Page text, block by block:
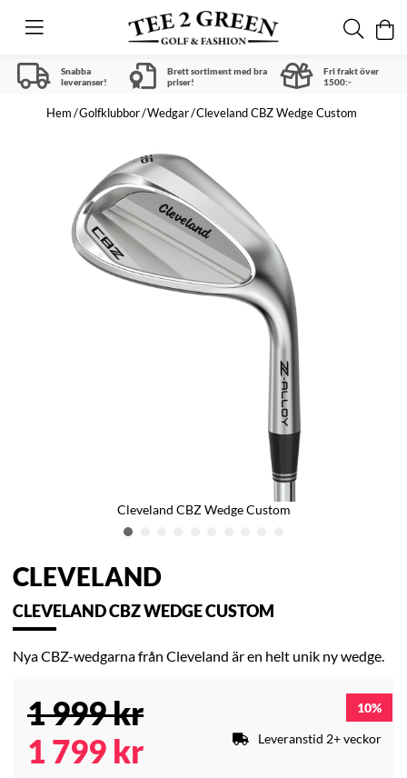
Snabba
leveranser!
Brett sortiment med bra
priser!
Fri frakt över
1500:-
Hem Golfklubbor Wedgar Cleveland CBZ Wedge Custom
Cleveland CBZ Wedge Custom
CLEVELAND
CLEVELAND CBZ WEDGE CUSTOM
Nya CBZ-wedgarna från Cleveland är en helt unik ny wedge.
1 999kr
1 799 kr
10
Leveranstid 2+ veckor